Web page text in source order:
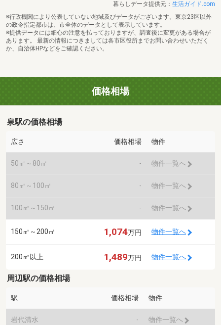
暮らしデータ提供元： 生活ガイド.com
※行政機関により公表していない地域及びデータがございます。東京23区以外
の政令指定都市は、市全体のデータとして表示しています。
※提供データには細心の注意を払っておりますが、調査後に変更がある場合が
あります。 最新の情報につきましては各市区役所までお問い合わせいただく
か、自治体HPなどをご確認ください。
価格相場
泉駅の価格相場
広さ 価格相場 物件
50㎡～80㎡ - 物件一覧へ
80㎡～100㎡ - 物件一覧へ
100㎡～150㎡ - 物件一覧へ
150㎡～200㎡ 1,074万円 物件一覧へ
200㎡以上 1,489万円 物件一覧へ
周辺駅の価格相場
駅 価格相場 物件
岩代清水 - 物件一覧へ